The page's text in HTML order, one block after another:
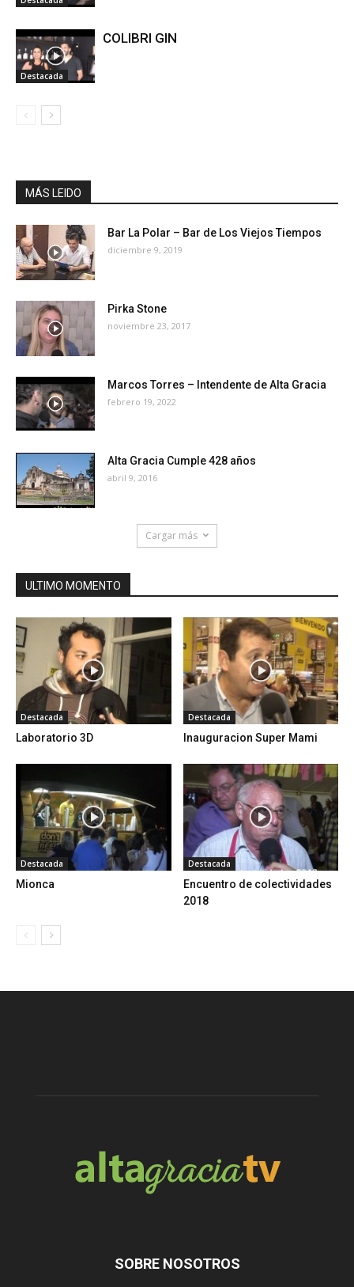
Destacada
COLIBRI GIN
MÁS LEIDO
Bar La Polar – Bar de Los Viejos Tiempos
diciembre 9, 2019
Pirka Stone
noviembre 23, 2017
Marcos Torres – Intendente de Alta Gracia
febrero 19, 2022
Alta Gracia Cumple 428 años
abril 9, 2016
Cargar más
ULTIMO MOMENTO
Destacada
Laboratorio 3D
Destacada
Inauguracion Super Mami
Destacada
Mionca
Destacada
Encuentro de colectividades
2018
SOBRE NOSOTROS